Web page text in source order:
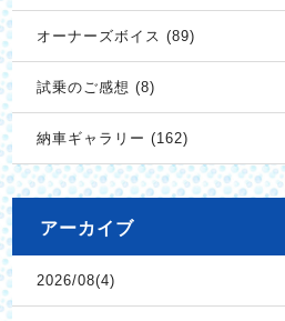
オーナーズボイス (89)
試乗のご感想 (8)
納車ギャラリー (162)
アーカイブ
2026/08(4)